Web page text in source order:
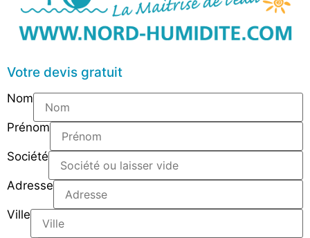
Votre devis gratuit
Nom
Prénom
Société
Adresse
Ville